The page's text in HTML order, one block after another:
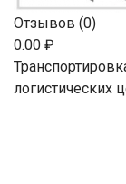
Отзывов (0)
0.00 ₽
логистических